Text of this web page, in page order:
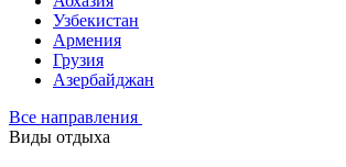
Узбекистан
Армения
Грузия
Азербайджан
Все направления
Виды отдыха